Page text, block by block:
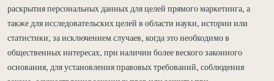
раскрытия персональных данных для целей прямого маркетинга, а
также для исследовательских целей в области науки, истории или
статистики; за исключением случаев, когда это необходимо в
общественных интересах, при наличии более веского законного
основания, для установления правовых требований, соблюдения